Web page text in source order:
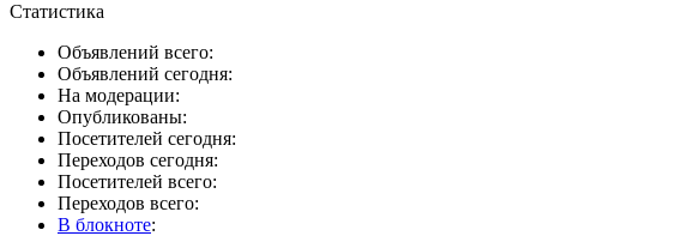
Статистика
Объявлений всего:
Объявлений сегодня:
На модерации:
Опубликованы:
Посетителей сегодня:
Переходов сегодня:
Посетителей всего:
Переходов всего:
В блокноте: